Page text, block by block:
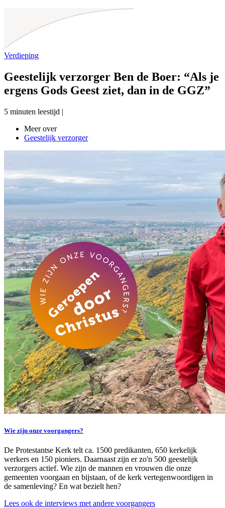
Verdieping
Geestelijk verzorger Ben de Boer: “Als je
ergens Gods Geest ziet, dan in de GGZ”
5 minuten leestijd |
Meer over
Geestelijk verzorger
Wie zijn onze voorgangers?
De Protestantse Kerk telt ca. 1500 predikanten, 650 kerkelijk
werkers en 150 pioniers. Daarnaast zijn er zo'n 500 geestelijk
verzorgers actief. Wie zijn de mannen en vrouwen die onze
gemeenten voorgaan en bijstaan, of de kerk vertegenwoordigen in
de samenleving? En wat bezielt hen?
Lees ook de interviews met andere voorgangers